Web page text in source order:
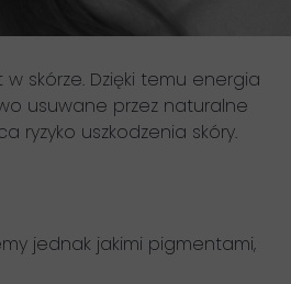
skórze. Dzięki temu energia
usuwane przez naturalne
ryzyko uszkodzenia skóry.
jednak jakimi pigmentami,